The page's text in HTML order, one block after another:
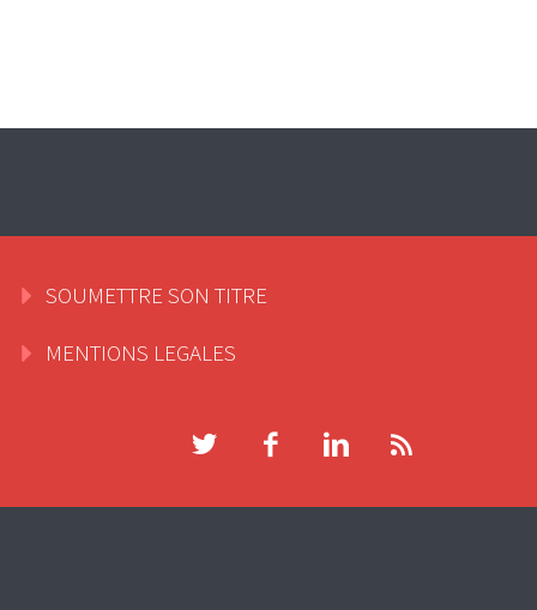
SOUMETTRE SON TITRE
MENTIONS LEGALES